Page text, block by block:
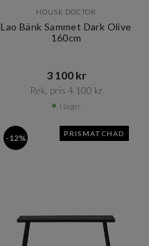
HOUSE DOCTOR
Lao Bänk Sammet Dark Olive
160cm
3 100 kr​​
Rek. pris 4 100 kr​​
I lager
-12% PRISMATCHAD